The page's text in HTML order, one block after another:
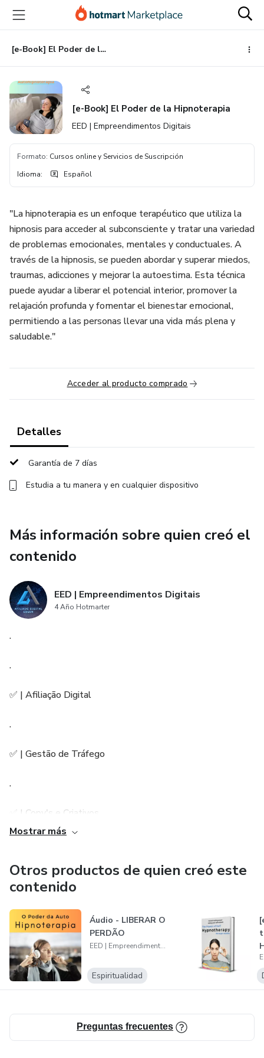
principal
página
de
página
[e-Book] El Poder de la Hipnoterapia
[e-Book] El Poder de la Hipnoterapia
EED | Empreendimentos Digitais
Formato: Cursos online y Servicios de Suscripción
Idioma: Español
"La hipnoterapia es un enfoque terapéutico que utiliza la
hipnosis para acceder al subconsciente y tratar una variedad
de problemas emocionales, mentales y conductuales. A
través de la hipnosis, se pueden abordar y superar miedos,
traumas, adicciones y mejorar la autoestima. Esta técnica
puede ayudar a liberar el potencial interior, promover la
relajación profunda y fomentar el bienestar emocional,
permitiendo a las personas llevar una vida más plena y
saludable."
Acceder al producto comprado
Detalles
Garantía de 7 días
Estudia a tu manera y en cualquier dispositivo
Más información sobre quien creó el
contenido
EED | Empreendimentos Digitais
4 Año Hotmarter
.
.
✅ | Afiliação Digital
.
✅ | Gestão de Tráfego
.
✅ | Copy's e Criativos
✅ | Produção de PLR's
✅ | Venda de PLR's
.
✅ | VSL's
.
Mostrar más
Otros productos de quien creó este
contenido
Áudio - LIBERAR O
PERDÃO
EED | Empreendimentos Digitais
Espiritualidad
Preguntas frecuentes